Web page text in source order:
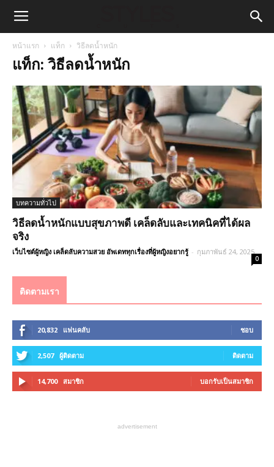
หน้าแรก แท็ก วิธีลดน้ำหนัก
แท็ก: วิธีลดน้ำหนัก
บทความทั่วไป
วิธีลดน้ำหนักแบบสุขภาพดี เคล็ดลับและเทคนิคที่ได้ผล
จริง
เว็บไซต์ผู้หญิง เคล็ดลับความสวย อัพเดททุกเรื่องที่ผู้หญิงอยากรู้ - กุมภาพันธ์ 24, 2025
0
ติดตามเรา
20,832 แฟนคลับ ชอบ
2,507 ผู้ติดตาม ติดตาม
14,700 สมาชิก บอกรับเป็นสมาชิก
advertisement